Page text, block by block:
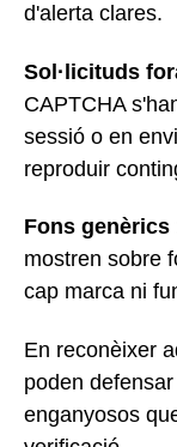
d'alerta clares.
Sol·licituds
CAPTCHA
sessió o en
reproduir
Fons genèrics
mostren sobre
cap marca ni
En reconèixer
poden
enganyosos